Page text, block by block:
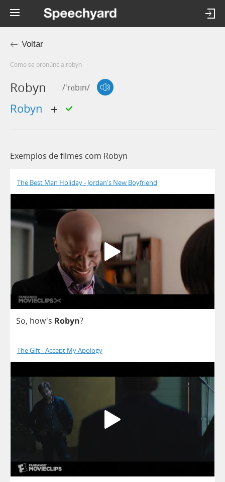
Voltar
Como se pronúncia robyn
Robyn /'rɑbɪn/
robyn
Exemplos de filmes com Robyn
The Best Man Holiday - Jordan's New Boyfriend
So, how's Robyn?
The Gift - Accept My Apology